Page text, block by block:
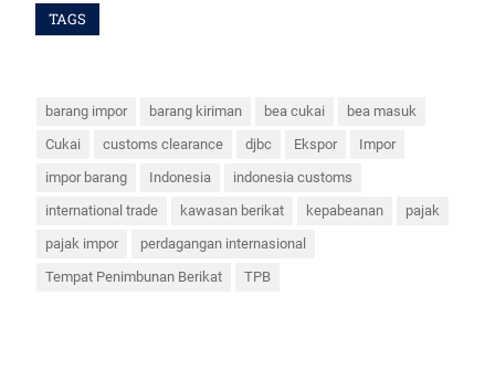
TAGS
barang impor barang kiriman bea cukai
bea masuk
Cukai
customs clearance djbc Ekspor
Impor
impor barang
Indonesia
indonesia customs
international trade
kawasan berikat kepabeanan
pajak
pajak impor
perdagangan internasional
Tempat Penimbunan Berikat
TPB